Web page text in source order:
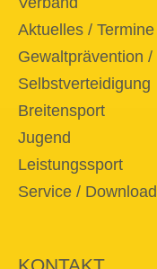
Aktuelles / Termine
Gewaltprävention /
Selbstverteidigung
Breitensport
Jugend
Leistungssport
Service / Download